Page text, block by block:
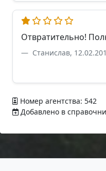
Отвратительно!
Станислав,
Номер агентства: 542
Добавлено в